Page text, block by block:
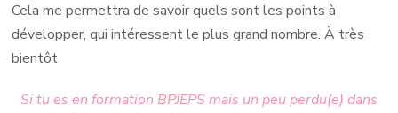
Cela me permettra de savoir quels sont les points à
développer, qui intéressent le plus grand nombre. À très
bientôt
Si tu es en formation BPJEPS mais un peu perdu(e) dans